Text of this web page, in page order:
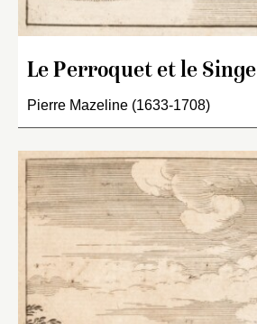
Le Perroquet et le Singe
Pierre Mazeline (1633-1708)